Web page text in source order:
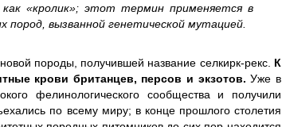
как «кролик»; этот термин применяется в
пород, вызванной генетической мутацией.
породы, получившей название селкирк-рекс. К
крови британцев, персов и экзотов. Уже в
фелинологического сообщества и получили
по всему миру; в конце прошлого столетия